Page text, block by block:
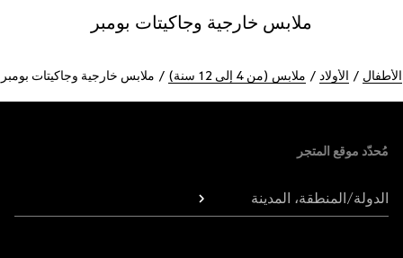
ملابس خارجية وجاكيتات بومبر
الأطفال الأولاد ملابس (من 4 إلى 12 سنة) ملابس خارجية وجاكيتات بومبر
مُحدّد موقع المتجر
الدولة/المنطقة، المدينة